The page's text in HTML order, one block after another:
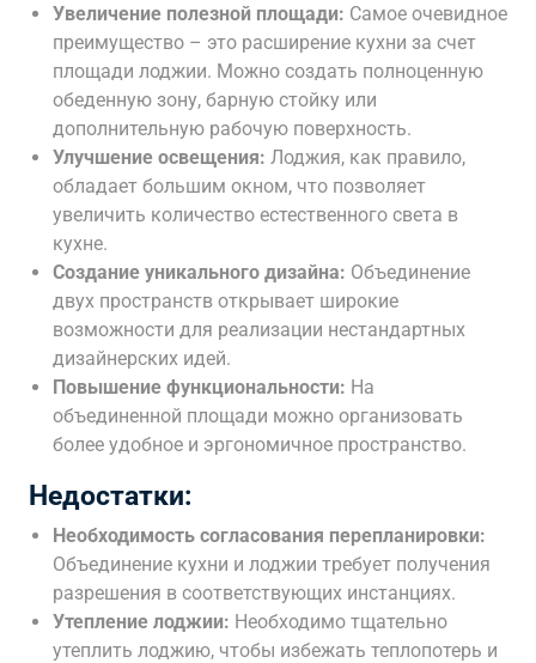
Увеличение полезной площади: Самое очевидное
преимущество – это расширение кухни за счет
площади лоджии. Можно создать полноценную
обеденную зону, барную стойку или
дополнительную рабочую поверхность.
Улучшение освещения: Лоджия, как правило,
обладает большим окном, что позволяет
увеличить количество естественного света в
кухне.
Создание уникального дизайна: Объединение
двух пространств открывает широкие
возможности для реализации нестандартных
дизайнерских идей.
Повышение функциональности: На
объединенной площади можно организовать
более удобное и эргономичное пространство.
Недостатки:
Необходимость согласования перепланировки:
Объединение кухни и лоджии требует получения
разрешения в соответствующих инстанциях.
Утепление лоджии: Необходимо тщательно
утеплить лоджию, чтобы избежать теплопотерь и